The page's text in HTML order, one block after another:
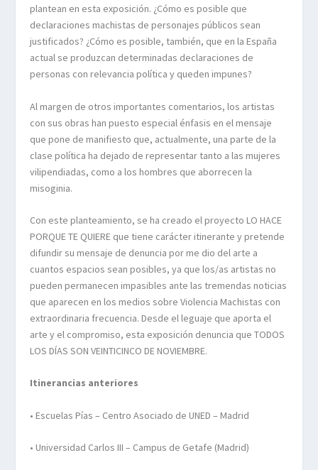
plantean en esta exposición. ¿Cómo es posible que
declaraciones machistas de personajes públicos sean
justificados? ¿Cómo es posible, también, que en la España
actual se produzcan determinadas declaraciones de
personas con relevancia política y queden impunes?
Al margen de otros importantes comentarios, los artistas
con sus obras han puesto especial énfasis en el mensaje
que pone de manifiesto que, actualmente, una parte de la
clase política ha dejado de representar tanto a las mujeres
vilipendiadas, como a los hombres que aborrecen la
misoginia.
Con este planteamiento, se ha creado el proyecto LO HACE
PORQUE TE QUIERE que tiene carácter itinerante y pretende
difundir su mensaje de denuncia por me dio del arte a
cuantos espacios sean posibles, ya que los/as artistas no
pueden permanecen impasibles ante las tremendas noticias
que aparecen en los medios sobre Violencia Machistas con
extraordinaria frecuencia. Desde el leguaje que aporta el
arte y el compromiso, esta exposición denuncia que TODOS
LOS DÍAS SON VEINTICINCO DE NOVIEMBRE.
Itinerancias anteriores
• Escuelas Pías – Centro Asociado de UNED – Madrid
• Universidad Carlos III – Campus de Getafe (Madrid)